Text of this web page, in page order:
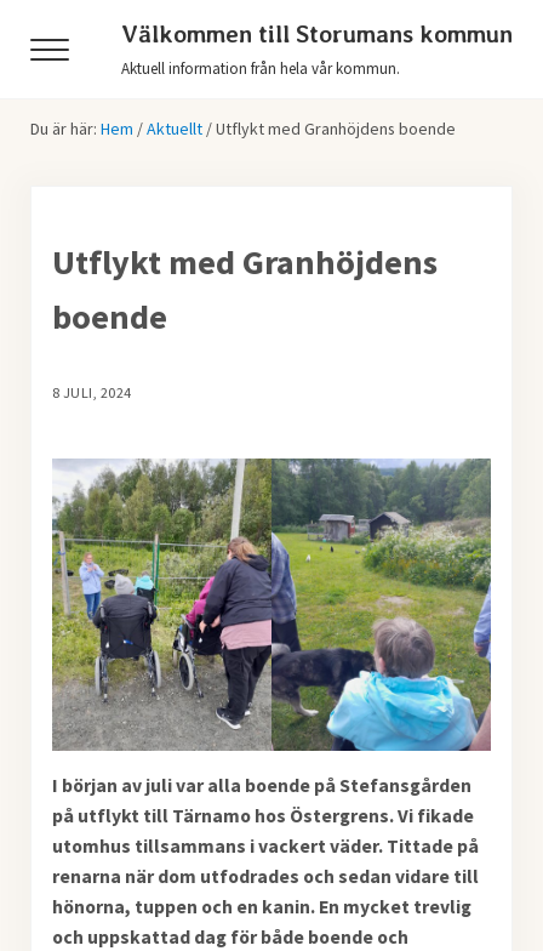
Menu
Välkommen till Storumans kommun
Aktuell information från hela vår kommun.
Du är här: Hem /Aktuellt /Utflykt med Granhöjdens boende
Utflykt med Granhöjdens
boende
8 JULI, 2024
I början av juli var alla boende på Stefansgården
på utflykt till Tärnamo hos Östergrens. Vi fikade
utomhus tillsammans i vackert väder. Tittade på
renarna när dom utfodrades och sedan vidare till
hönorna, tuppen och en kanin. En mycket trevlig
och uppskattad dag för både boende och